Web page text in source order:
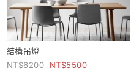
結構吊燈
6200
5500